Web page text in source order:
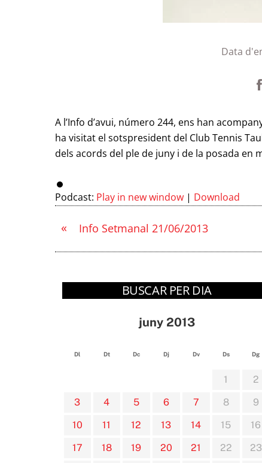
Data
A l’Info d’avui, número 244, ens han
ha visitat el sotspresident del Club Tennis
dels acords del ple de juny i de la posada en
Podcast: Play in new window | Download
« Info Setmanal 21/06/2013
BUSCAR PER DIA
juny 2013
Dl Dt Dc Dj Dv Ds Dg
1
2
3
4 5 6 7 8
9
10
11 12 13 14 15
16
17
18 19 20 21 22 23